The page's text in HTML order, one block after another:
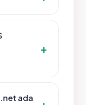
ada